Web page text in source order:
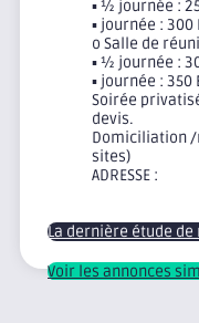
▪ ½ journée :
▪ journée : 300
o Salle de
▪ ½ journée :
▪ journée : 350
Soirée
devis.
Domiciliation /
sites)
ADRESSE :
La dernière étude de
Voir les annonces